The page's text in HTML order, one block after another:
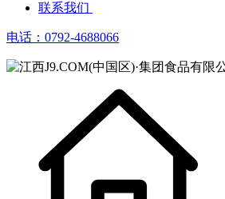
联系我们
电话：0792-4688066